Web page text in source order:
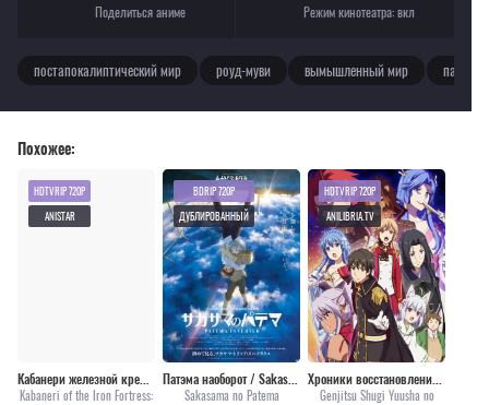
Поделиться аниме Режим кинотеатра:вкл
постапокалиптический мир роуд-муви вымышленный мир
Похожее:
Kabaneri of the Iron Fortress:
HDTVRIP 720P
ANISTAR
Sakasama no Patema
BDRIP 720P
ДУБЛИРОВАННЫЙ
Genjitsu Shugi Yuusha no
HDTVRIP 720P
ANILIBRIA.TV